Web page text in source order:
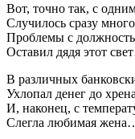
Вот, точно так, с
Случилось сразу
Проблемы с
Оставил дядя этот
В различных
Ухлопал денег до
И, наконец, с
Слегла любимая